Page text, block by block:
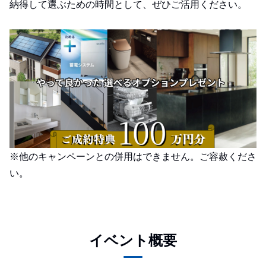
納得して選ぶための時間として、ぜひご活用ください。
※他のキャンペーンとの併用はできません。ご容赦くださ
い。
イベント概要